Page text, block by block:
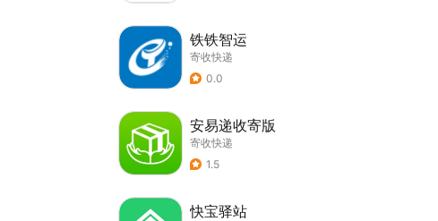
铁铁智运
寄收快递
0.0
安易递收寄版
寄收快递
1.5
快宝驿站